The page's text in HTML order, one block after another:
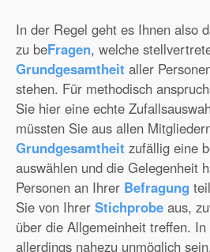
In der Regel geht es Ihnen also
zu beFragen, welche
Grundgesamtheit aller
stehen. Für methodisch
Sie hier eine echte
müssten Sie aus allen
Grundgesamtheit zufällig eine
auswählen und die Gelegenheit
Personen an Ihrer Befragung
Sie von Ihrer Stichprobe aus,
über die Allgemeinheit treffen.
allerdings nahezu unmöglich